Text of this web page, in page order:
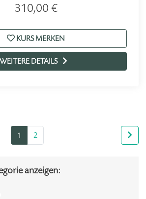
310,00 €
KURS MERKEN
WEITERE DETAILS
1 2
anzeigen: